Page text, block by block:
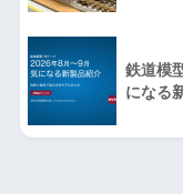
鉄道模
になる